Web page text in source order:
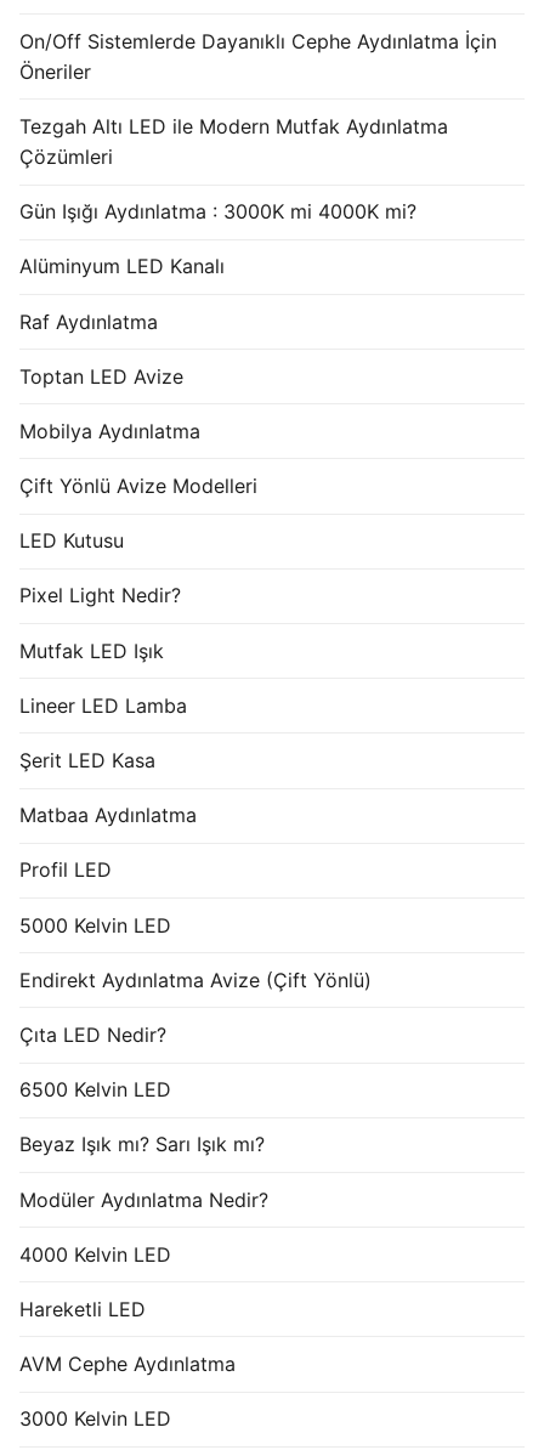
On/Off Sistemlerde Dayanıklı Cephe Aydınlatma İçin
Öneriler
Tezgah Altı LED ile Modern Mutfak Aydınlatma
Çözümleri
Gün Işığı Aydınlatma : 3000K mi 4000K mi?
Alüminyum LED Kanalı
Raf Aydınlatma
Toptan LED Avize
Mobilya Aydınlatma
Çift Yönlü Avize Modelleri
LED Kutusu
Pixel Light Nedir?
Mutfak LED Işık
Lineer LED Lamba
Şerit LED Kasa
Matbaa Aydınlatma
Profil LED
5000 Kelvin LED
Endirekt Aydınlatma Avize (Çift Yönlü)
Çıta LED Nedir?
6500 Kelvin LED
Beyaz Işık mı? Sarı Işık mı?
Modüler Aydınlatma Nedir?
4000 Kelvin LED
Hareketli LED
AVM Cephe Aydınlatma
3000 Kelvin LED